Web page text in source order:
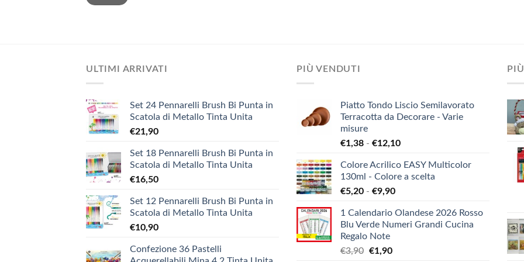
ULTIMI ARRIVATI
Set 24 Pennarelli Brush Bi Punta in
Scatola di Metallo Tinta Unita
€21,90
Set 18 Pennarelli Brush Bi Punta in
Scatola di Metallo Tinta Unita
€16,50
Set 12 Pennarelli Brush Bi Punta in
Scatola di Metallo Tinta Unita
€10,90
Confezione 36 Pastelli
PIÙ VENDUTI
Piatto Tondo Liscio Semilavorato
Terracotta da Decorare - Varie
misure
€1,38 - €12,10Fascia
prezzo:
da
€12,10
Colore Acrilico EASY Multicolor
130ml - Colore a scelta
€5,20 - €9,90Fascia
prezzo:
da
1 Calendario Olandese 2026 Rosso
Blu Verde Numeri Grandi Cucina
Regalo Note
€3,90 Il
€1,90Il